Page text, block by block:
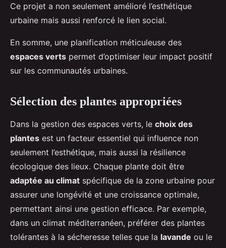
Ce projet a non seulement amélioré l’esthétique
urbaine mais aussi renforcé le lien social.
En somme, une planification méticuleuse des
espaces verts permet d’optimiser leur impact positif
sur les communautés urbaines.
Sélection des plantes appropriées
Dans la gestion des espaces verts, le choix des
plantes est un facteur essentiel qui influence non
seulement l’esthétique, mais aussi la résilience
écologique des lieux. Chaque plante doit être
adaptée au climat spécifique de la zone urbaine pour
assurer une longévité et une croissance optimale,
permettant ainsi une gestion efficace. Par exemple,
dans un climat méditerranéen, préférer des plantes
tolérantes à la sécheresse telles que la lavande ou le